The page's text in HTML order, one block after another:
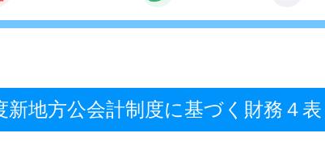
新地方公会計制度に基づく財務４